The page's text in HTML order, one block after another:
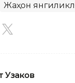
Жаҳон
Узаков